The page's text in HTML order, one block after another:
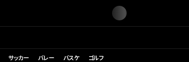
サッカー バレー バスケ
ゴルフ